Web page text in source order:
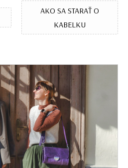
AKO SA STARAŤ O
KABELKU